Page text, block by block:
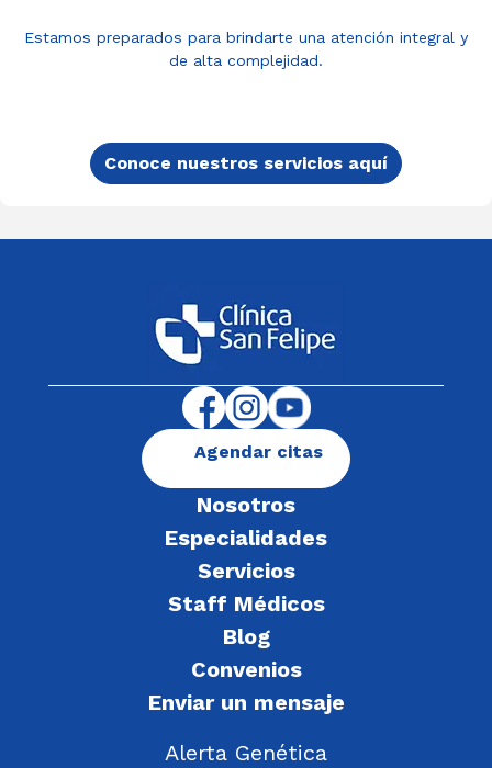
Estamos preparados para brindarte una atención integral y
de alta complejidad.
Conoce nuestros servicios aquí
Nosotros
Especialidades
Servicios
Staff Médicos
Blog
Convenios
Enviar un mensaje
Alerta Genética
Agendar citas